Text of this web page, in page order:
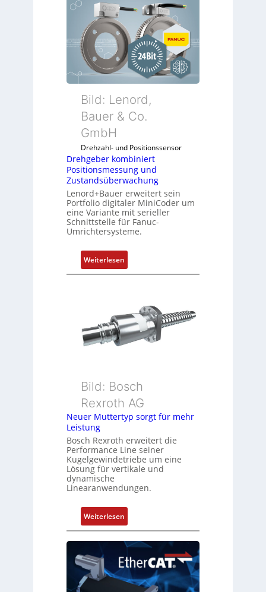
e
g
e
b
e
r
o
m
n
i
e
r
t
P
o
t
s
m
e
n
u
d
Z
u
t
a
n
d
s
ü
b
e
Bild: Lenord,
Bauer & Co.
GmbH
Drehzahl- und Positionssensor
Drehgeber kombiniert
Positionsmessung und
Zustandsüberwachung
Lenord+Bauer erweitert sein
Portfolio digitaler MiniCoder um
eine Variante mit serieller
Schnittstelle für Fanuc-
Umrichtersysteme.
Weiterlesen:
D
g
e
b
k
m
b
n
i
e
P
o
s
i
t
i
o
Bild: Bosch
Rexroth AG
Neuer Muttertyp sorgt für mehr
Leistung
Bosch Rexroth erweitert die
Performance Line seiner
Kugelgewindetriebe um eine
Lösung für vertikale und
dynamische
Linearanwendungen.
Weiterlesen:
N
e
e
r